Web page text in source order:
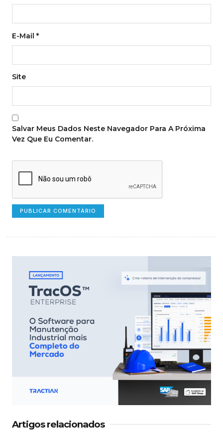
E-Mail *
Site
Salvar Meus Dados Neste Navegador Para A Próxima
Vez Que Eu Comentar.
Artigos relacionados